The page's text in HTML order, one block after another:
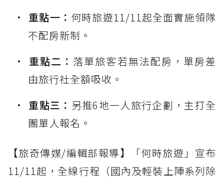
重點一： 何時旅遊11/11起全面實施領隊
不配房新制。
重點二： 落單旅客若無法配房，單房差
由旅行社全額吸收。
重點三： 另推6地一人旅行企劃，主打全
團單人報名。
【旅奇傳媒/編輯部報導】「何時旅遊」宣布
11/11起，全線行程（國內及輕裝上陣系列除